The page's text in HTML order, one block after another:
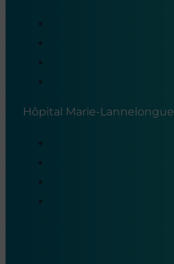
Hôpital Marie-Lannelongue